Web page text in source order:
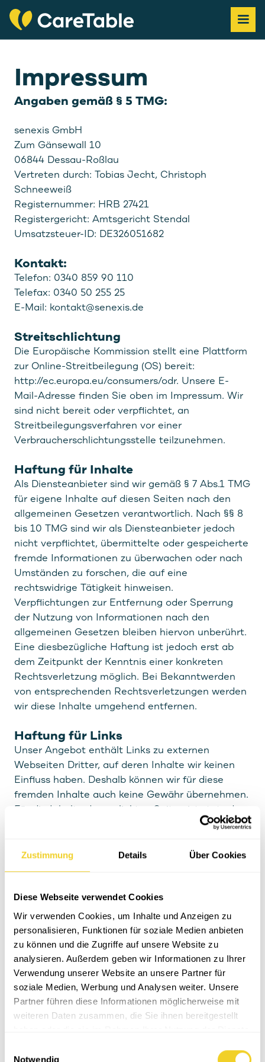
Zustimmung Details Über Cookies
Diese Webseite verwendet Cookies
Wir verwenden Cookies, um Inhalte und Anzeigen zu
personalisieren, Funktionen für soziale Medien anbieten
zu können und die Zugriffe auf unsere Website zu
analysieren. Außerdem geben wir Informationen zu Ihrer
Verwendung unserer Website an unsere Partner für
soziale Medien, Werbung und Analysen weiter. Unsere
Partner führen diese Informationen möglicherweise mit
weiteren Daten zusammen, die Sie ihnen bereitgestellt
Notwendig
Impressum
Angaben gemäß § 5 TMG:
senexis GmbH
Zum Gänsewall 10
06844 Dessau-Roßlau
Vertreten durch: Tobias Jecht, Christoph
Schneeweiß
Registernummer: HRB 27421
Registergericht: Amtsgericht Stendal
Umsatzsteuer-ID: DE326051682
Kontakt:
Telefon: 0340 859 90 110
Telefax: 0340 50 255 25
E-Mail: kontakt@senexis.de
Streitschlichtung
Die Europäische Kommission stellt eine Plattform
zur Online-Streitbeilegung (OS) bereit:
http://ec.europa.eu/consumers/odr. Unsere E-
Mail-Adresse finden Sie oben im Impressum. Wir
sind nicht bereit oder verpflichtet, an
Streitbeilegungsverfahren vor einer
Verbraucherschlichtungsstelle teilzunehmen.
Haftung für Inhalte
Als Diensteanbieter sind wir gemäß § 7 Abs.1 TMG
für eigene Inhalte auf diesen Seiten nach den
allgemeinen Gesetzen verantwortlich. Nach §§ 8
bis 10 TMG sind wir als Diensteanbieter jedoch
nicht verpflichtet, übermittelte oder gespeicherte
fremde Informationen zu überwachen oder nach
Umständen zu forschen, die auf eine
rechtswidrige Tätigkeit hinweisen.
Verpflichtungen zur Entfernung oder Sperrung
der Nutzung von Informationen nach den
allgemeinen Gesetzen bleiben hiervon unberührt.
Eine diesbezügliche Haftung ist jedoch erst ab
dem Zeitpunkt der Kenntnis einer konkreten
Rechtsverletzung möglich. Bei Bekanntwerden
von entsprechenden Rechtsverletzungen werden
wir diese Inhalte umgehend entfernen.
Haftung für Links
Unser Angebot enthält Links zu externen
Webseiten Dritter, auf deren Inhalte wir keinen
Einfluss haben. Deshalb können wir für diese
fremden Inhalte auch keine Gewähr übernehmen.
jeweiligeAnbieter oder Betreiber der Seiten
Zeitpunkt derVerlinkung auf mögliche
Rechtsverstöße überprüft. Rechtswidrige Inhalte
erkennbar.Eine permanente inhaltliche Kontrolle
der verlinkten Seiten ist jedoch ohne konkrete
Anhaltspunkte einer Rechtsverletzung nicht
zumutbar. Bei Bekanntwerden von
Rechtsverletzungen werden wir derartige Links
umgehend entfernen.
Urheberrecht
Die durch die Seitenbetreiber erstellten Inhalte